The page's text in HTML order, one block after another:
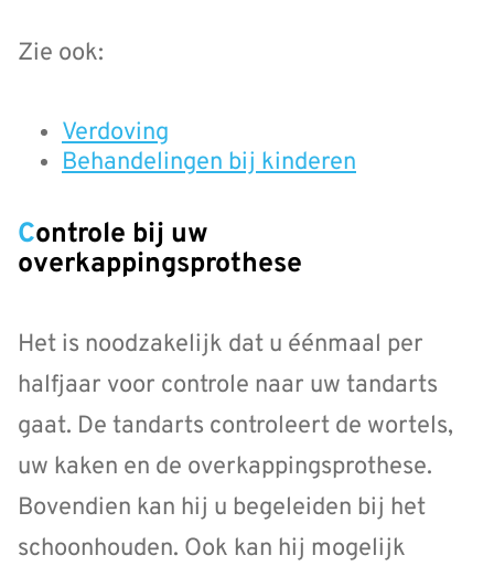
Zie ook:
Verdoving
Behandelingen bij kinderen
Controle bij uw
overkappingsprothese
Het is noodzakelijk dat u éénmaal per
halfjaar voor controle naar uw tandarts
gaat. De tandarts controleert de wortels,
uw kaken en de overkappingsprothese.
Bovendien kan hij u begeleiden bij het
schoonhouden. Ook kan hij mogelijk